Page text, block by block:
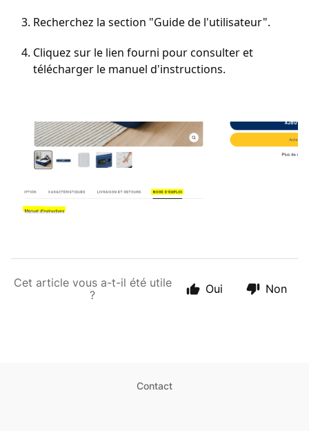
Recherchez la section "Guide de l'utilisateur".
Cliquez sur le lien fourni pour consulter et
télécharger le manuel d'instructions.
Cet article vous a-t-il été utile
?
Oui Non
Contact